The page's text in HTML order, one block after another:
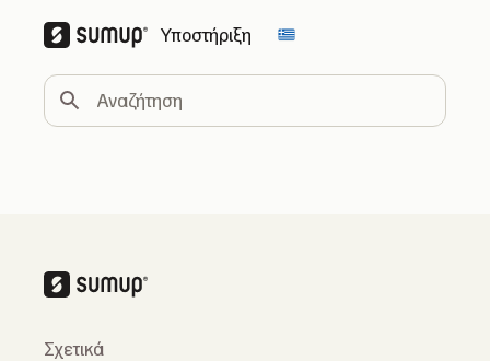
Υποστήριξη Change country
Αναζήτηση
Σχετικά